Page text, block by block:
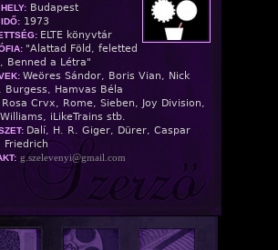
Budapest
1973
ELTE könyvtár
"Alattad Föld, feletted
Benned a Létra"
Weöres Sándor, Boris Vian, Nick
Burgess, Hamvas Béla
Rosa Crvx, Rome, Sieben, Joy Division,
iLikeTrains stb.
Dalí, H. R. Giger, Dürer, Caspar
Friedrich
g.szelevenyi@gmail.com